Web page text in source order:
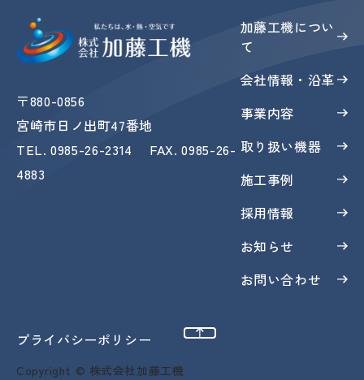
〒880-0856
宮崎市日ノ出町47番地
TEL.0985-26-2314 FAX. 0985-26-
4883
加藤工機につい
て
会社情報・沿革
事業内容
取り扱い機器
施工事例
採用情報
お知らせ
お問い合わせ
プライバシーポリシー
Copyright © 株式会社加藤工機
ページトップへ